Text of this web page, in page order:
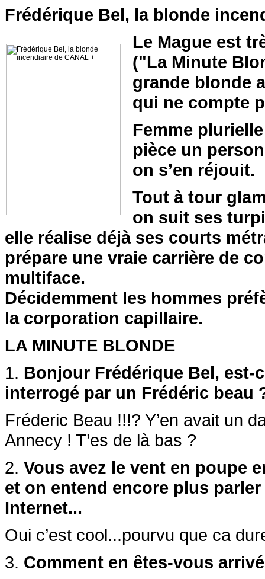
Frédérique Bel, la blonde
Le Mague est
("La Minute
grande blonde
qui ne compte
Femme
pièce un
on s’en réjouit.
Tout à tour
on suit ses
elle réalise déjà ses courts
prépare une vraie carrière de
multiface.
Décidemment les hommes
la corporation capillaire.
LA MINUTE BLONDE
1. Bonjour Frédérique Bel, est-
interrogé par un Frédéric beau
Fréderic Beau !!!? Y’en avait un
Annecy ! T’es de là bas ?
2. Vous avez le vent en poupe
et on entend encore plus
Internet...
Oui c’est cool...pourvu que ca
3. Comment en êtes-vous